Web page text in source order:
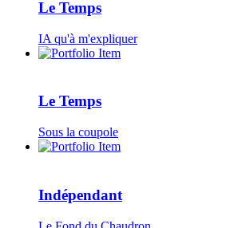
Le Temps
IA qu'à m'expliquer
Le Temps
Sous la coupole
Indépendant